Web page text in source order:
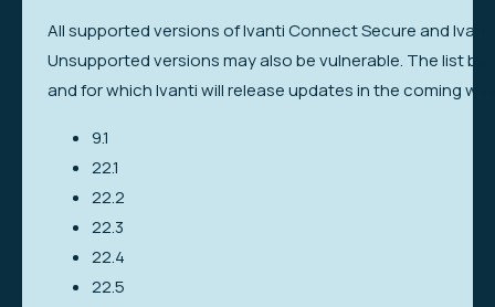
All supported versions of Ivanti Connect Secure and
Unsupported versions may also be vulnerable. The list
and for which Ivanti will release updates in the coming
9.1
22.1
22.2
22.3
22.4
22.5